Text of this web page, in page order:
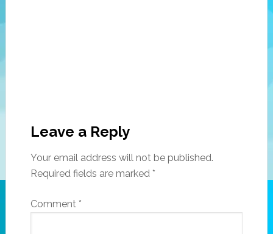
Leave a Reply
Your email address will not be published.
Required fields are marked *
Comment *